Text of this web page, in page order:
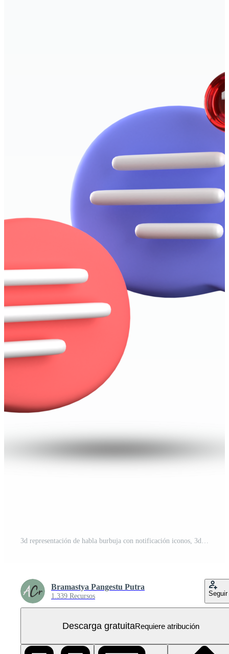
3d representación de habla burbuja con notificación iconos, 3d pastel charla icono colocar. conjunto de 3d hablar burbuja. PNG Gratis
Bramastya Pangestu Putra
1.339 Recursos Seguir
Descarga gratuitaRequiere atribución